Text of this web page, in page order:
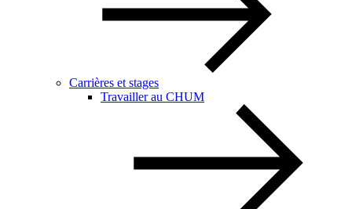
Carrières et stages
Travailler au CHUM